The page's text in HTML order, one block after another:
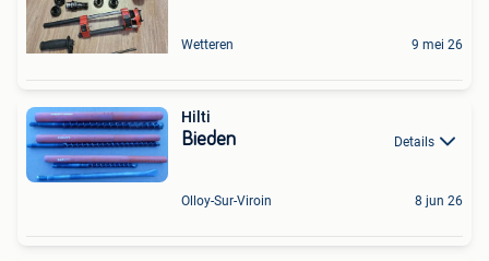
Wetteren 9 mei 26
Hilti
Bieden Details
Olloy-Sur-Viroin 8 jun 26